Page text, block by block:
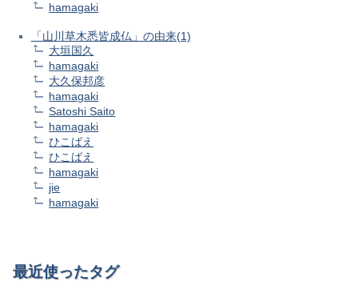
hamagaki
「山川草木悉皆成仏」の由来(1)
大垣国久
hamagaki
大久保邦彦
hamagaki
Satoshi Saito
hamagaki
ひこばえ
ひこばえ
hamagaki
jie
hamagaki
最近使ったタグ